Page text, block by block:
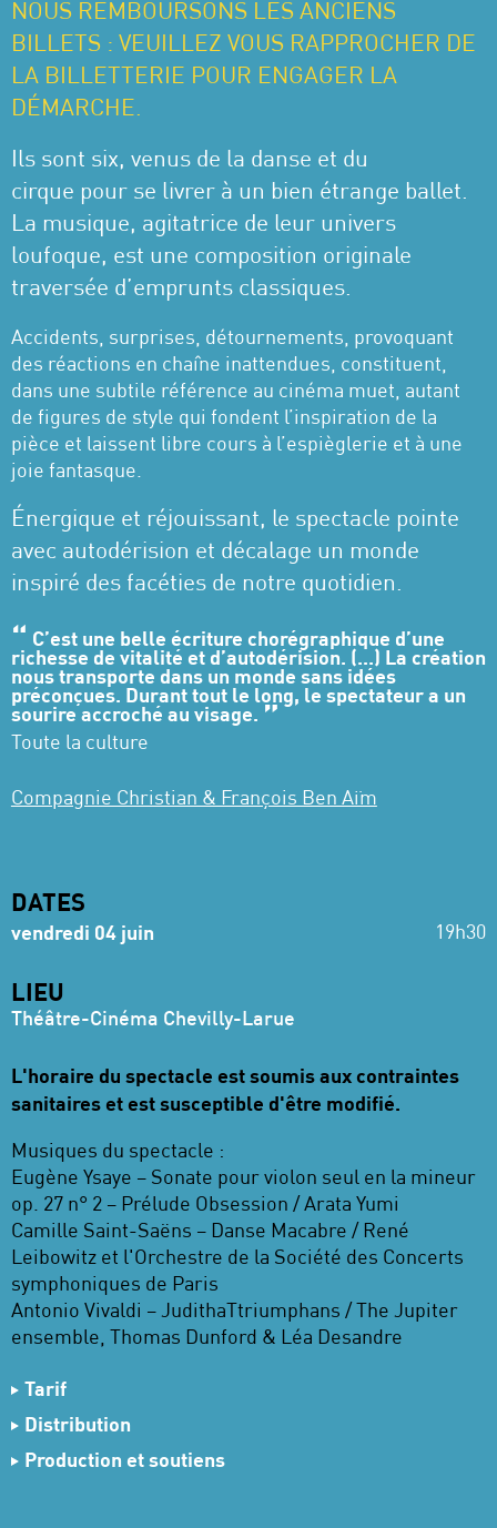
NOUS REMBOURSONS LES ANCIENS
BILLETS : VEUILLEZ VOUS RAPPROCHER DE
LA BILLETTERIE POUR ENGAGER LA
DÉMARCHE.
Ils sont six, venus de la danse et du
cirque pour se livrer à un bien étrange ballet.
La musique, agitatrice de leur univers
loufoque, est une composition originale
traversée d’emprunts classiques.
Accidents, surprises, détournements, provoquant
des réactions en chaîne inattendues, constituent,
dans une subtile référence au cinéma muet, autant
de figures de style qui fondent l’inspiration de la
pièce et laissent libre cours à l’espièglerie et à une
joie fantasque.
Énergique et réjouissant, le spectacle pointe
avec autodérision et décalage un monde
inspiré des facéties de notre quotidien.
C’est une belle écriture chorégraphique d’une
richesse de vitalité et d’autodérision. (...) La création
nous transporte dans un monde sans idées
préconçues. Durant tout le long, le spectateur a un
sourire accroché au visage.
Toute la culture
Compagnie Christian & François Ben Aïm
DATES
vendredi 04 juin 19h30
LIEU
Théâtre-Cinéma Chevilly-Larue
L'horaire du spectacle est soumis aux contraintes
sanitaires et est susceptible d'être modifié.
Musiques du spectacle :
Eugène Ysaye – Sonate pour violon seul en la mineur
op. 27 n° 2 – Prélude Obsession / Arata Yumi
Camille Saint-Saëns – Danse Macabre / René
Leibowitz et l'Orchestre de la Société des Concerts
symphoniques de Paris
Antonio Vivaldi – JudithaTtriumphans / The Jupiter
ensemble, Thomas Dunford & Léa Desandre
Tarif
6,50 €Tarif unique
Distribution
ChorégraphieChristian et François Ben Aïm
Production et soutiens